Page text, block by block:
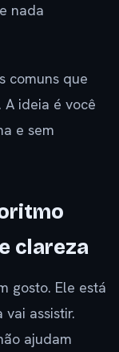
nada
comuns que
ideia é você
e sem
clareza
gosto. Ele está
assistir.
ajudam